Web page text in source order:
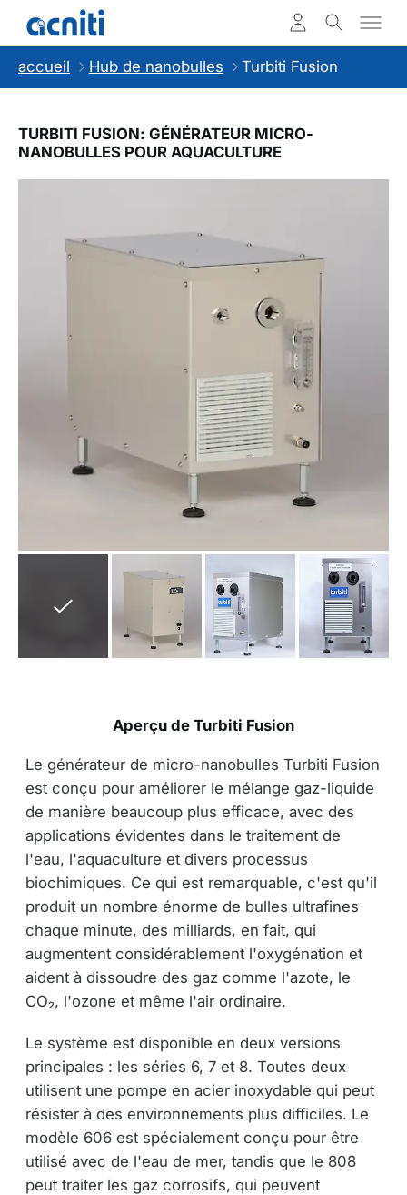
accueil Hub de nanobulles Turbiti Fusion
TURBITI FUSION: GÉNÉRATEUR MICRO-
NANOBULLES POUR AQUACULTURE
Aperçu de Turbiti Fusion
Le générateur de micro-nanobulles Turbiti Fusion
est conçu pour améliorer le mélange gaz-liquide
de manière beaucoup plus efficace, avec des
applications évidentes dans le traitement de
l'eau, l'aquaculture et divers processus
biochimiques. Ce qui est remarquable, c'est qu'il
produit un nombre énorme de bulles ultrafines
chaque minute, des milliards, en fait, qui
augmentent considérablement l'oxygénation et
aident à dissoudre des gaz comme l'azote, le
CO₂, l'ozone et même l'air ordinaire.
Le système est disponible en deux versions
principales : les séries 6, 7 et 8. Toutes deux
utilisent une pompe en acier inoxydable qui peut
résister à des environnements plus difficiles. Le
modèle 606 est spécialement conçu pour être
utilisé avec de l'eau de mer, tandis que le 808
peut traiter les gaz corrosifs, qui peuvent